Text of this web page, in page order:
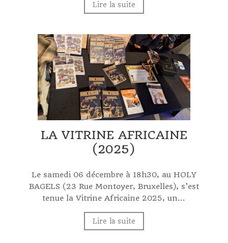
Lire la suite
LA VITRINE AFRICAINE
(2025)
Le samedi 06 décembre à 18h30, au HOLY
BAGELS (23 Rue Montoyer, Bruxelles), s’est
tenue la Vitrine Africaine 2025, un...
Lire la suite